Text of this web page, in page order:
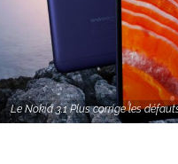
Le Nokia 3.1 Plus corrige les